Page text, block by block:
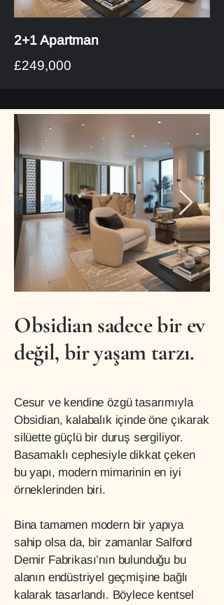
2+1 Apartman
£249,000
Obsidian sadece bir ev
değil, bir yaşam tarzı.
Cesur ve kendine özgü tasarımıyla
Obsidian, kalabalık içinde öne çıkarak
silüette güçlü bir duruş sergiliyor.
Basamaklı cephesiyle dikkat çeken
bu yapı, modern mimarinin en iyi
örneklerinden biri.
Bina tamamen modern bir yapıya
sahip olsa da, bir zamanlar Salford
Demir Fabrikası’nın bulunduğu bu
alanın endüstriyel geçmişine bağlı
kalarak tasarlandı. Böylece kentsel